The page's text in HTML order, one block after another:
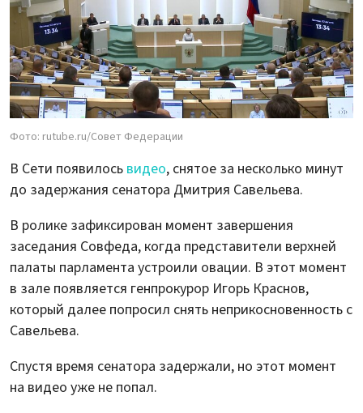
Фото: rutube.ru/Совет Федерации
В Сети появилось видео, снятое за несколько минут
до задержания сенатора Дмитрия Савельева.
В ролике зафиксирован момент завершения
заседания Совфеда, когда представители верхней
палаты парламента устроили овации. В этот момент
в зале появляется генпрокурор Игорь Краснов,
который далее попросил снять неприкосновенность с
Савельева.
Спустя время сенатора задержали, но этот момент
на видео уже не попал.